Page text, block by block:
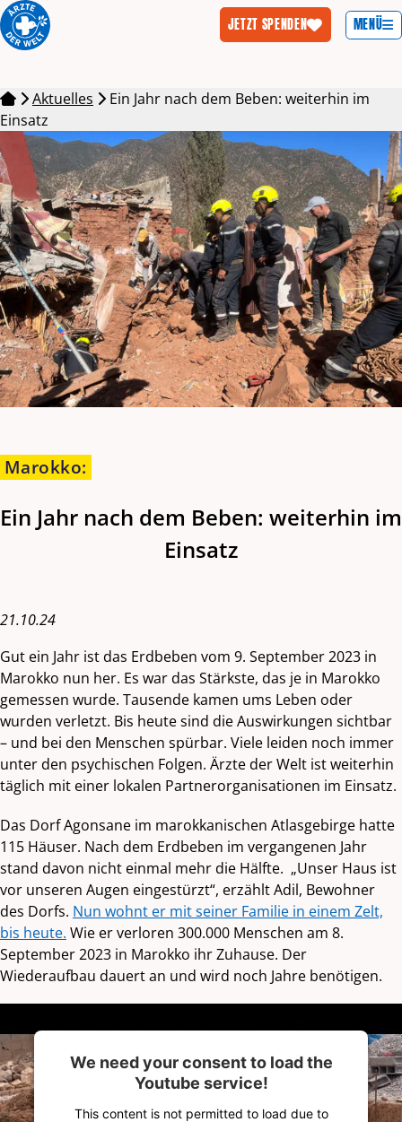
JETZT SPENDEN MENÜ
Aktuelles
Ein Jahr nach dem Beben: weiterhin im
Einsatz
Marokko:
Ein Jahr nach dem Beben: weiterhin im
Einsatz
21.10.24
Gut ein Jahr ist das Erdbeben vom 9. September 2023 in
Marokko nun her. Es war das Stärkste, das je in Marokko
gemessen wurde. Tausende kamen ums Leben oder
wurden verletzt. Bis heute sind die Auswirkungen sichtbar
– und bei den Menschen spürbar. Viele leiden noch immer
unter den psychischen Folgen. Ärzte der Welt ist weiterhin
täglich mit einer lokalen Partnerorganisationen im Einsatz.
Das Dorf Agonsane im marokkanischen Atlasgebirge hatte
115 Häuser. Nach dem Erdbeben im vergangenen Jahr
stand davon nicht einmal mehr die Hälfte. „Unser Haus ist
vor unseren Augen eingestürzt“, erzählt Adil, Bewohner
des Dorfs. Nun wohnt er mit seiner Familie in einem Zelt,
bis heute. Wie er verloren 300.000 Menschen am 8.
September 2023 in Marokko ihr Zuhause. Der
Wiederaufbau dauert an und wird noch Jahre benötigen.
We need your consent to load the
Youtube service!
This content is not permitted to load due to